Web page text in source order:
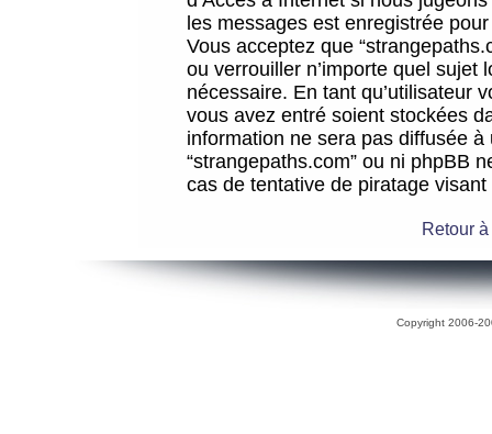
les messages est enregistrée
Vous acceptez que
ou verrouiller n’importe quel sujet
nécessaire. En tant qu’utilisateur
vous avez entré soient stockées
information ne sera pas diffusée
“strangepaths.com” ou ni phpBB
cas de tentative de piratage
Retour
Copyright 2006-